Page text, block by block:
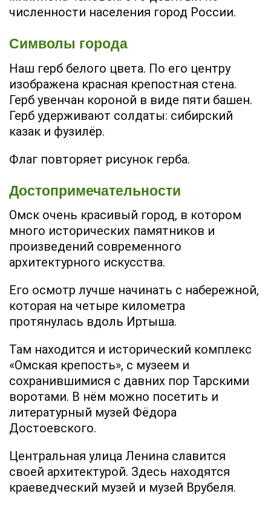
численности населения город России.
Символы города
Наш герб белого цвета. По его центру
изображена красная крепостная стена.
Герб увенчан короной в виде пяти башен.
Герб удерживают солдаты: сибирский
казак и фузилёр.
Флаг повторяет рисунок герба.
Достопримечательности
Омск очень красивый город, в котором
много исторических памятников и
произведений современного
архитектурного искусства.
Его осмотр лучше начинать с набережной,
которая на четыре километра
протянулась вдоль Иртыша.
Там находится и исторический комплекс
«Омская крепость», с музеем и
сохранившимися с давних пор Тарскими
воротами. В нём можно посетить и
литературный музей Фёдора
Достоевского.
Центральная улица Ленина славится
своей архитектурой. Здесь находятся
краеведческий музей и музей Врубеля.